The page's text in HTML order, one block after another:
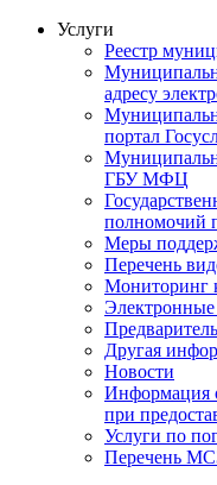
Услуги
Реестр
адресу
портал
ГБУ МФЦ
полномочий
Меры
Перечень
Мониторинг
Другая
Новости
Информация
при
Услуги по
Перечень